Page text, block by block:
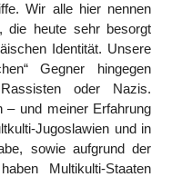
Wir alle hier nennen
die heute sehr besorgt
Identität. Unsere
Gegner hingegen
oder Nazis.
– und meiner Erfahrung
Jugoslawien und in
sowie aufgrund der
Multikulti-Staaten